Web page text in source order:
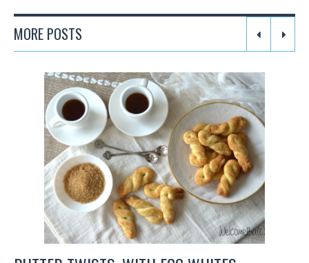
MORE POSTS